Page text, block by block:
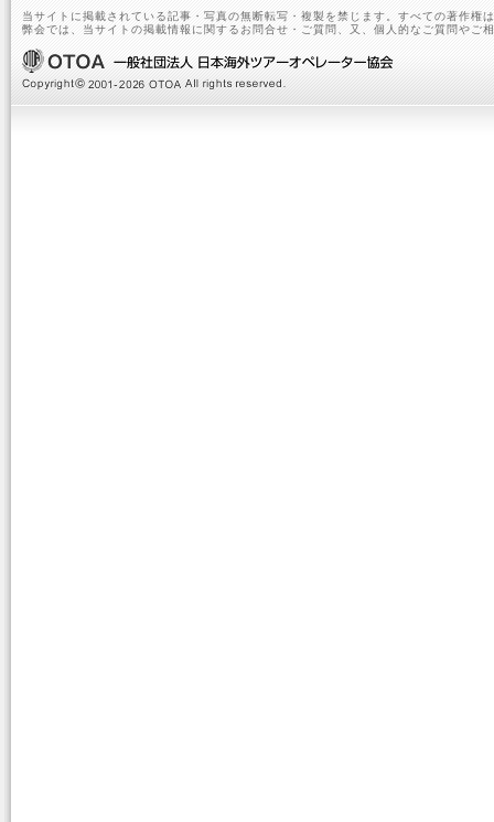
当サイトに掲載されている記事・写真の無断転写・複製を禁じます。すべての著作権
弊会では、当サイトの掲載情報に関するお問合せ・ご質問、又、個人的なご質問やご